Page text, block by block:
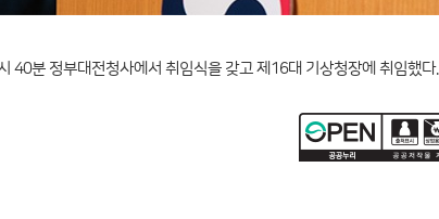
40분 정부대전청사에서 취임식을 갖고 제16대 기상청장에 취임했다.